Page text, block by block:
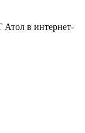
Атол в интернет-